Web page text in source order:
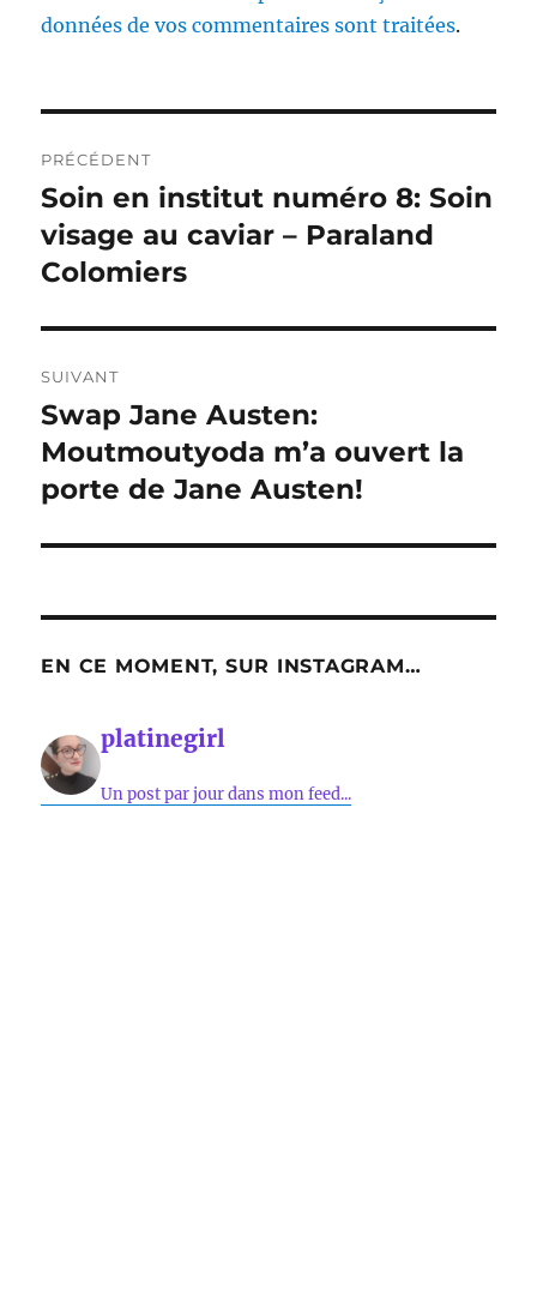
données de vos commentaires sont traitées.
de
l’article
PRÉCÉDENT
Publication
précédente :
Soin en institut numéro 8: Soin
visage au caviar – Paraland
Colomiers
SUIVANT
Publication
suivante :
Swap Jane Austen:
Moutmoutyoda m’a ouvert la
porte de Jane Austen!
EN CE MOMENT, SUR INSTAGRAM…
platinegirl
Un post par jour dans mon feed...